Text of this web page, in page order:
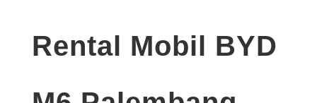
Rental Mobil BYD